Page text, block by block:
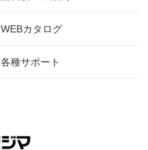
WEBカタログ
各種サポート